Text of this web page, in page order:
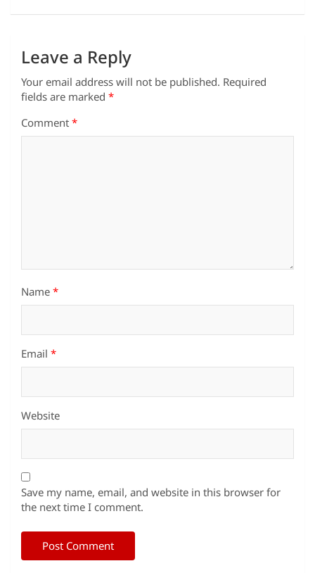
Leave a Reply
Your email address will not be published. Required
fields are marked *
Comment *
Name *
Email *
Website
Save my name, email, and website in this browser for
the next time I comment.